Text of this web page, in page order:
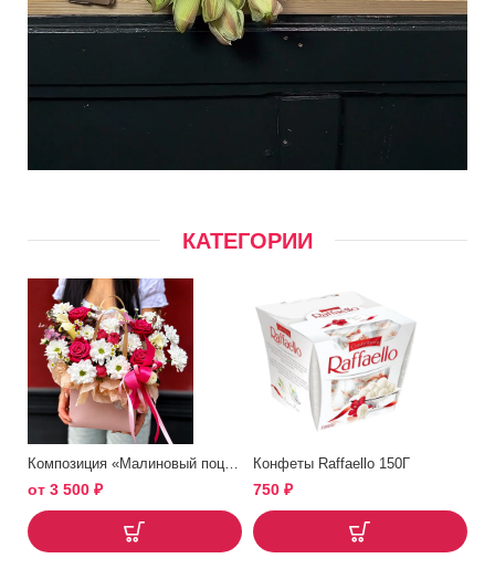
КАТЕГОРИИ
от 3 500 ₽
Конфеты Raffaello 150Г
750 ₽